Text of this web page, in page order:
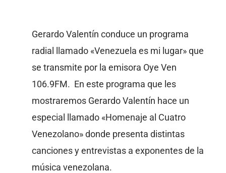
Gerardo Valentín conduce un programa
radial llamado «Venezuela es mi lugar» que
se transmite por la emisora Oye Ven
106.9FM. En este programa que les
mostraremos Gerardo Valentín hace un
especial llamado «Homenaje al Cuatro
Venezolano» donde presenta distintas
canciones y entrevistas a exponentes de la
música venezolana.